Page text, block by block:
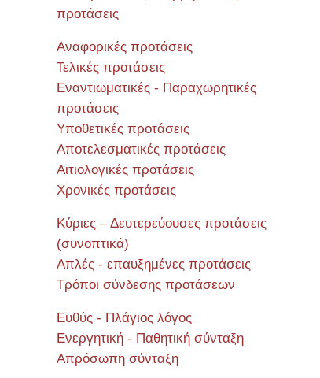
προτάσεις
Αναφορικές προτάσεις
Τελικές προτάσεις
Εναντιωματικές - Παραχωρητικές
προτάσεις
Υποθετικές προτάσεις
Αποτελεσματικές προτάσεις
Αιτιολογικές προτάσεις
Χρονικές προτάσεις
Κύριες – Δευτερεύουσες προτάσεις
(συνοπτικά)
Απλές - επαυξημένες προτάσεις
Τρόποι σύνδεσης προτάσεων
Ευθύς - Πλάγιος λόγος
Ενεργητική - Παθητική σύνταξη
Απρόσωπη σύνταξη